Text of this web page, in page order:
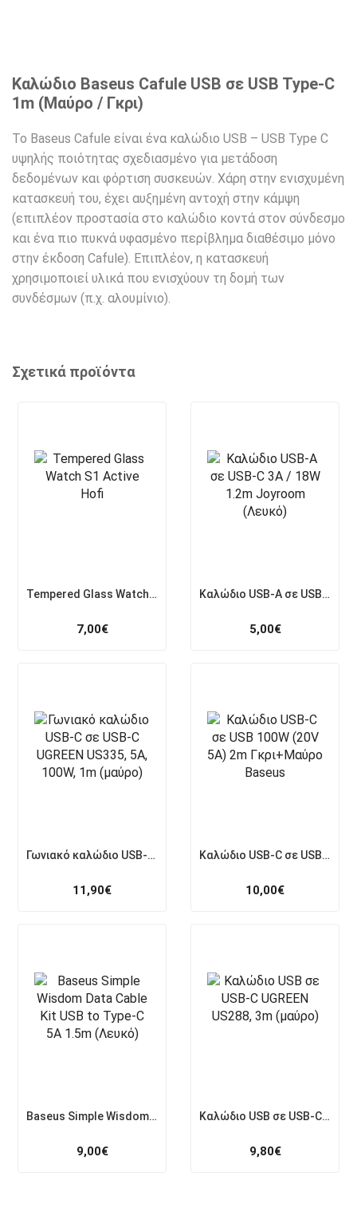
Καλώδιο Baseus Cafule USB σε USB Type-C
1m (Μαύρο / Γκρι)
Το Baseus Cafule είναι ένα καλώδιο USB – USB Type C
υψηλής ποιότητας σχεδιασμένο για μετάδοση
δεδομένων και φόρτιση συσκευών. Χάρη στην ενισχυμένη
κατασκευή του, έχει αυξημένη αντοχή στην κάμψη
(επιπλέον προστασία στο καλώδιο κοντά στον σύνδεσμο
και ένα πιο πυκνά υφασμένο περίβλημα διαθέσιμο μόνο
στην έκδοση Cafule). Επιπλέον, η κατασκευή
χρησιμοποιεί υλικά που ενισχύουν τη δομή των
συνδέσμων (π.χ. αλουμίνιο).
Σχετικά προϊόντα
Tempered Glass Watch S1 Active Hofi
7,00€
Καλώδιο USB-A σε USB-C 3A / 18W 1.2m Joyroom (Λευκό)
5,00€
Γωνιακό καλώδιο USB-C σε USB-C UGREEN US335, 5A, 100W, 1m (μαύρο)
11,90€
Καλώδιο USB-C σε USB 100W (20V 5A) 2m Γκρι+Μαύρο Baseus
10,00€
Baseus Simple Wisdom Data Cable Kit USB to Type-C 5A 1.5m (Λευκό)
9,00€
Καλώδιο USB σε USB-C UGREEN US288, 3m (μαύρο)
9,80€